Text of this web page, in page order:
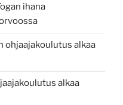
ihana
ohjaajakoulutus alkaa
alkaa